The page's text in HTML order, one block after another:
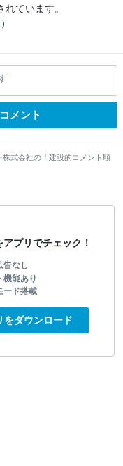
ています。
）
メント
式会社の「建設的コメント順
プリでチェック！
告なし
機能あり
ード搭載
をダウンロード